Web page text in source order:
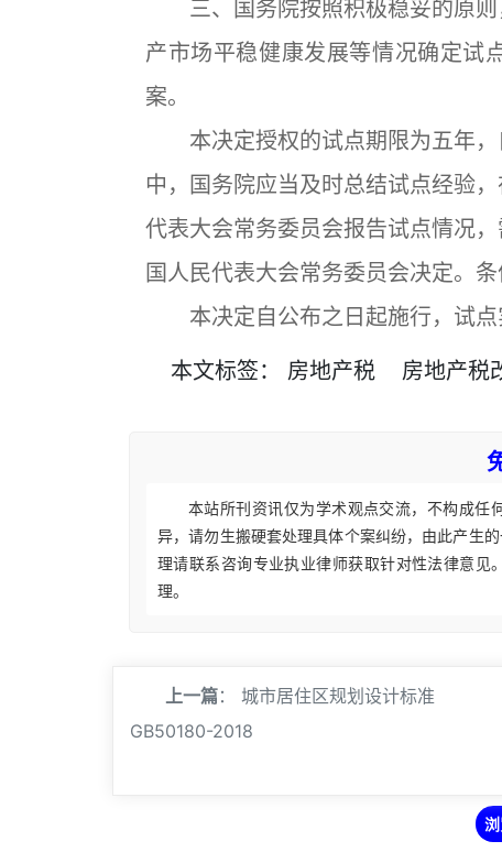
三、国务院按照积极稳妥的原则
产市场平稳健康发展等情况确定试
案。
本决定授权的试点期限为五年，
中，国务院应当及时总结试点经验
代表大会常务委员会报告试点情况
国人民代表大会常务委员会决定。
本决定自公布之日起施行，试点
本文标签： 房地产税 房地产税
本站所刊资讯仅为学术观点交流，不构成任
异，请勿生搬硬套处理具体个案纠纷，由此产生
理请联系咨询专业执业律师获取针对性法律意见
理。
上一篇： 城市居住区规划设计标准
GB50180-2018